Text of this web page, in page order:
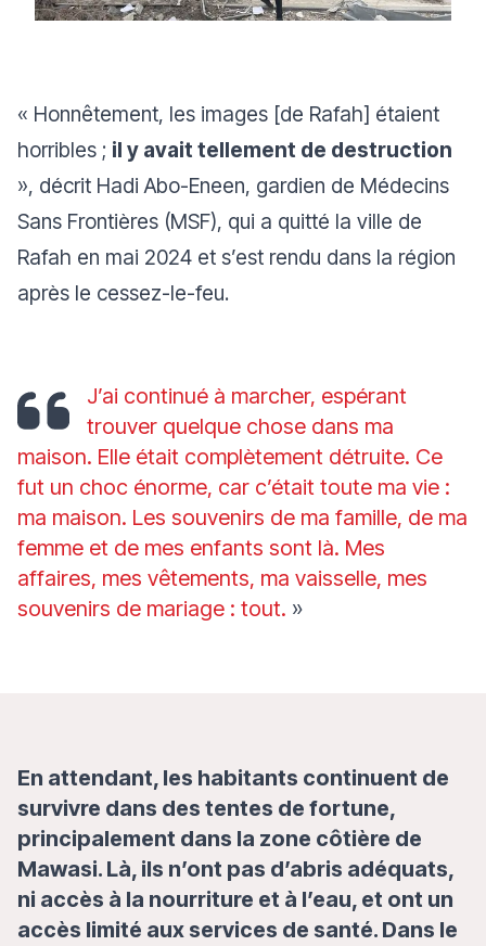
« Honnêtement, les images [de Rafah] étaient
horribles ; il y avait tellement de destruction
», décrit Hadi Abo-Eneen, gardien de Médecins
Sans Frontières (MSF), qui a quitté la ville de
Rafah en mai 2024 et s’est rendu dans la région
après le cessez-le-feu.
J’ai continué à marcher, espérant
trouver quelque chose dans ma
maison. Elle était complètement détruite. Ce
fut un choc énorme, car c’était toute ma vie :
ma maison. Les souvenirs de ma famille, de ma
femme et de mes enfants sont là. Mes
affaires, mes vêtements, ma vaisselle, mes
souvenirs de mariage : tout. »
En attendant, les habitants continuent de
survivre dans des tentes de fortune,
principalement dans la zone côtière de
Mawasi. Là, ils n’ont pas d’abris adéquats,
ni accès à la nourriture et à l’eau, et ont un
accès limité aux services de santé. Dans le